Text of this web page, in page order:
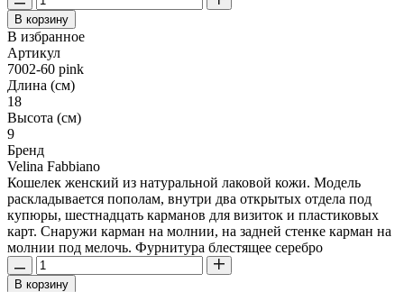
В корзину
В избранное
Артикул
7002-60 pink
Длина (см)
18
Высота (см)
9
Бренд
Velina Fabbiano
Кошелек женский из натуральной лаковой кожи. Модель
раскладывается пополам, внутри два открытых отдела под
купюры, шестнадцать карманов для визиток и пластиковых
карт. Снаружи карман на молнии, на задней стенке карман на
молнии под мелочь. Фурнитура блестящее серебро
В корзину